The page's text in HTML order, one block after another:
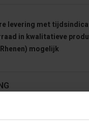
levering met
in kwalitatieve
mogelijk
JE GRAAG